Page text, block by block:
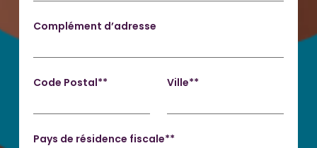
Complément d’adresse
Code Postal** Ville**
Pays de résidence fiscale**